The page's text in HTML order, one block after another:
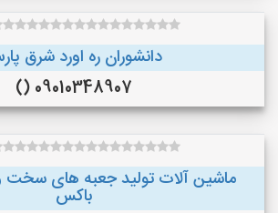
دانشوران ره اورد شرق
09010348907 ()
ماشین آلات تولید جعبه های سخت
باکس